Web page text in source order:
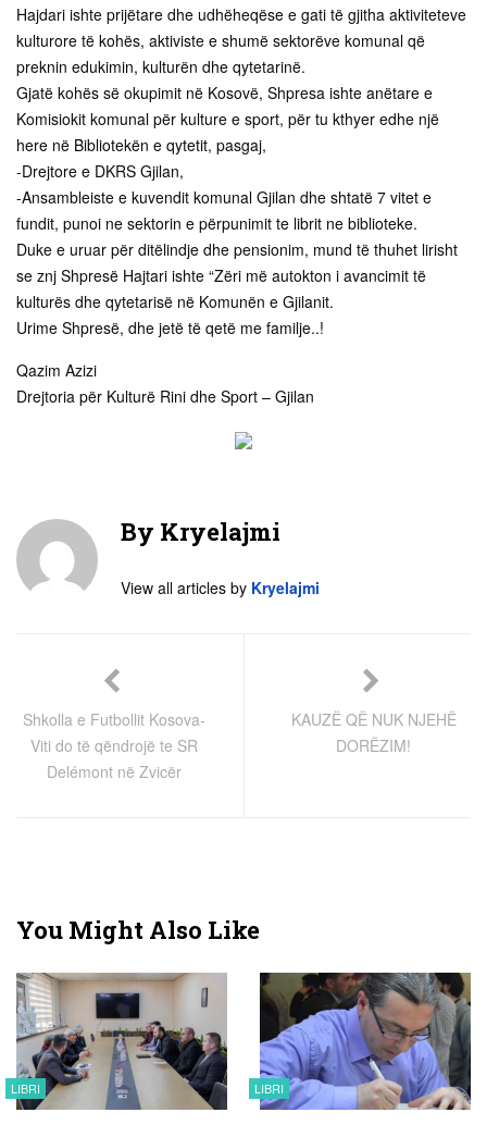
Hajdari ishte prijëtare dhe udhëheqëse e gati të gjitha aktiviteteve
kulturore të kohës, aktiviste e shumë sektorëve komunal që
preknin edukimin, kulturën dhe qytetarinë.
Gjatë kohës së okupimit në Kosovë, Shpresa ishte anëtare e
Komisiokit komunal për kulture e sport, për tu kthyer edhe një
here në Bibliotekën e qytetit, pasgaj,
-Drejtore e DKRS Gjilan,
-Ansambleiste e kuvendit komunal Gjilan dhe shtatë 7 vitet e
fundit, punoi ne sektorin e përpunimit te librit ne biblioteke.
Duke e uruar për ditëlindje dhe pensionim, mund të thuhet lirisht
se znj Shpresë Hajtari ishte “Zëri më autokton i avancimit të
kulturës dhe qytetarisë në Komunën e Gjilanit.
Urime Shpresë, dhe jetë të qetë me familje..!
Qazim Azizi
Drejtoria për Kulturë Rini dhe Sport – Gjilan
By Kryelajmi
View all articles by Kryelajmi
Shkolla e Futbollit Kosova-
Viti do të qëndrojë te SR
Delémont në Zvicër
KAUZË QË NUK NJEHË
DORËZIM!
You Might Also Like
LIBRI LIBRI